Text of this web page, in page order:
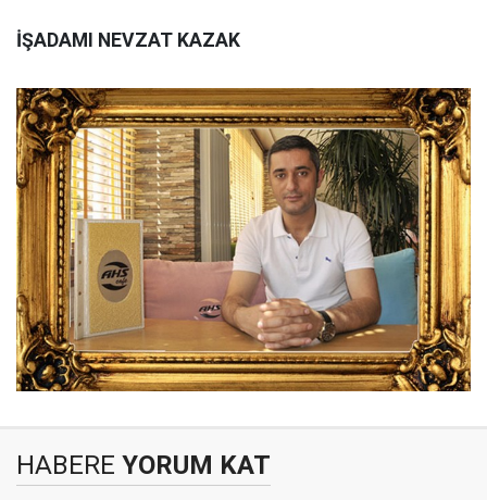
İŞADAMI NEVZAT KAZAK
HABERE YORUM KAT